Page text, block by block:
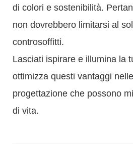
di colori e sostenibilità.
non dovrebbero limitarsi al
controsoffitti.
Lasciati ispirare e illumina la
ottimizza questi vantaggi
progettazione che possono
di vita.